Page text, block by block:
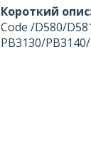
Короткий
Code /D580/
PB3130/